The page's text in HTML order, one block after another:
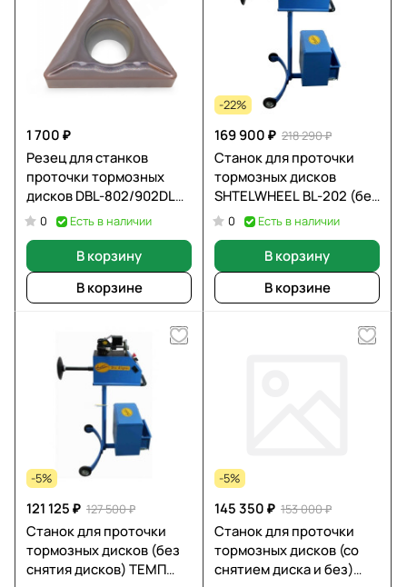
1 700 ₽
Резец для станков
проточки тормозных
дисков DBL-802/902DL
Mitsubishi TCMT110204
0 Есть в наличии
В корзину
В корзине
-22%
169 900 ₽ 218 290 ₽
Станок для проточки
тормозных дисков
SHTELWHEEL BL-202 (без
снятия дисков)
0 Есть в наличии
В корзину
В корзине
-5%
121 125 ₽ 127 500 ₽
Станок для проточки
тормозных дисков (без
снятия дисков) ТЕМП
-5%
145 350 ₽ 153 000 ₽
Станок для проточки
тормозных дисков (со
снятием диска и без)